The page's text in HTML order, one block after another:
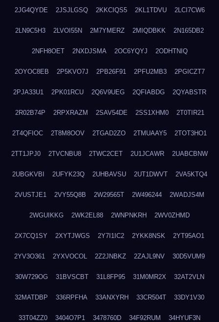
2JG4QYDE 2JSJLGSQ 2KKCIQS5 2KL1TDVU 2LCI7CW6
2LN9C5H3 2LVOI55N 2M7YMERZ 2MIQDBKK 2N165DB2
2NFH8OET 2NXDJSMA 2OC6YQYJ 2ODHTNIQ
2OYOC8EB 2P5KVO7J 2PB26F91 2PFU2MB3 2PGICZT7
2PJA33U1 2PK01RCU 2Q6V9UEG 2QFIABDG 2QYABSTR
2R02B74P 2RPXRAZM 2SAV54DE 2SS1XHM0 2T0TIR21
2T4QFIOC 2T8M8OOV 2TGAD2ZO 2TMUAAY5 2TOT3HO1
2TT1JPJ0 2TVCNBU8 2TWC2CET 2U1JCAWR 2UABCBNW
2UBGKVBI 2UFYK23Q 2UHBAVSU 2UT1DWVT 2VA5KTQ4
2VUSTJE1 2VY55Q8B 2W29565T 2W496244 2WADJS4M
2WGUIKKG 2WK2EL88 2WNPNKRH 2WV0ZHMD
2X7CQ1SY 2XYTJWGS 2Y7I1IC2 2YKK8NSK 2YT95AO1
2YV3O361 2YXVOCOL 2Z2JNBKZ 2ZAJL9NV 30D5VUM9
30W729OG 31BVSCBT 31L8FP95 31M0MR2X 32AT2VLN
32MATDBP 336RPFHA 33ANXYRH 33CR504T 33DY1V30
33T04ZZ0 3404O7P1 3478760D 34F92RUM 34HYUF3N